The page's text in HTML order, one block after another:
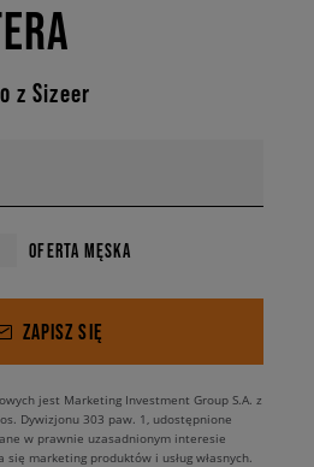
z Sizeer
OFERTA MĘSKA
ZAPISZ SIĘ
jest Marketing Investment Group S.A. z
Dywizjonu 303 paw. 1, udostępnione
w prawnie uzasadnionym interesie
marketing produktów i usług własnych.